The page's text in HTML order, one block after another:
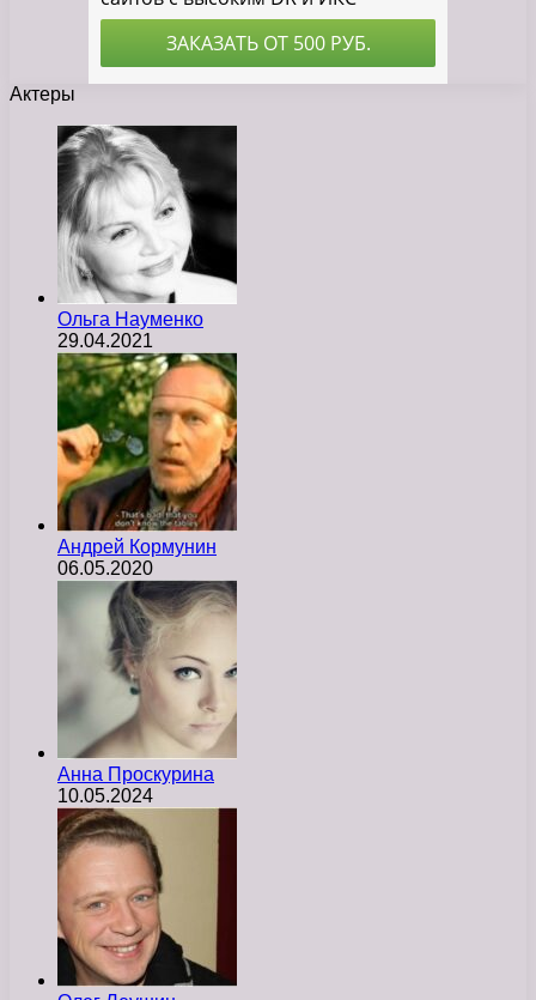
Актеры
Ольга Науменко
29.04.2021
Андрей Кормунин
06.05.2020
Анна Проскурина
10.05.2024